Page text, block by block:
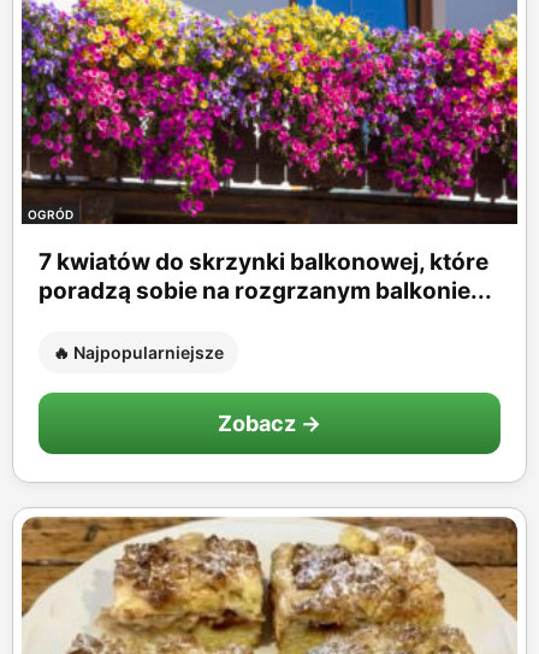
OGRÓD
7 kwiatów do skrzynki balkonowej, które
poradzą sobie na rozgrzanym balkonie...
🔥 Najpopularniejsze
Zobacz →